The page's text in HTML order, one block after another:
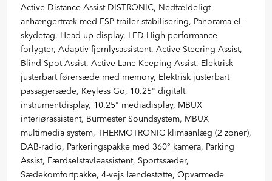
Active Distance Assist DISTRONIC, Nedfældeligt
anhængertræk med ESP trailer stabilisering, Panorama el-
skydetag, Head-up display, LED High performance
forlygter, Adaptiv fjernlysassistent, Active Steering Assist,
Blind Spot Assist, Active Lane Keeping Assist, Elektrisk
justerbart førersæde med memory, Elektrisk justerbart
passagersæde, Keyless Go, 10.25" digitalt
instrumentdisplay, 10.25" mediadisplay, MBUX
interiørassistent, Burmester Soundsystem, MBUX
multimedia system, THERMOTRONIC klimaanlæg (2 zoner),
DAB-radio, Parkeringspakke med 360° kamera, Parking
Assist, Færdselstavleassistent, Sportssæder,
Sædekomfortpakke, 4-vejs lændestøtte, Opvarmede